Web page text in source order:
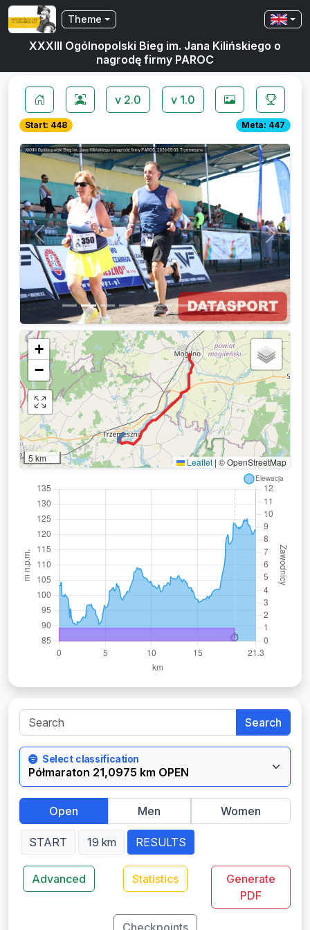
XXXIII Ogólnopolski Bieg im. Jana Kilińskiego o
nagrodę firmy PAROC
Theme
v 2.0 v 1.0
Start: 448 Meta: 447
Previous Next
+
−
5 km Leaflet | © OpenStreetMap
Search
Select classification
Open Men Women
START 19 km RESULTS
Advanced Statistics
Generate
PDF
Checkpoints